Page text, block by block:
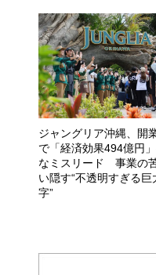
ジャングリア沖縄、開
で「経済効果494億円
なミスリード 事業の
い隠す“不透明すぎる巨
字”